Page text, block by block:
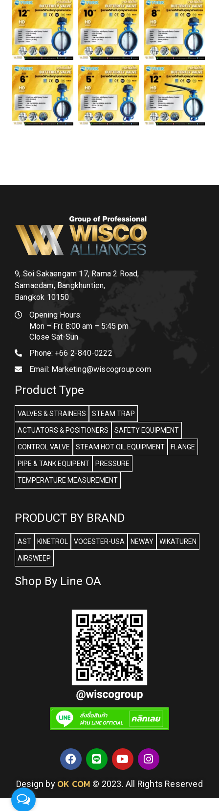
9, Soi Sakaengam 17, Rama 2 Road,
Samaedam, Bangkhuntien,
Bangkok 10150
Opening Hours:
Mon – Fri: 8:00 am – 5:45 pm
Close Sat-Sun
Phone: +66 2-840-0222
Email: Marketing@wiscogroup.com
Product Type
VALVES & STRAINERS STEAM TRAP
ACTUATORS & POSITIONERS SAFETY EQUIPMENT
CONTROL VALVE STEAM HOT OIL EQUIPMENT FLANGE
PIPE & TANK EQUIPENT PRESSURE
TEMPERATURE MEASUREMENT
PRODUCT BY BRAND
AST KINETROL VOCESTER-USA NEWAY WIKATUREN
AIRSWEEP
Shop By Line OA
Design by OK COM © 2023. All Rights Reserved